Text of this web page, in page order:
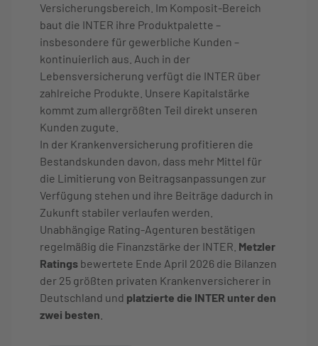
Versicherungsbereich. Im Komposit-Bereich
baut die INTER ihre Produktpalette –
insbesondere für gewerbliche Kunden –
kontinuierlich aus. Auch in der
Lebensversicherung verfügt die INTER über
zahlreiche Produkte. Unsere Kapitalstärke
kommt zum allergrößten Teil direkt unseren
Kunden zugute.
In der Krankenversicherung profitieren die
Bestandskunden davon, dass mehr Mittel für
die Limitierung von Beitragsanpassungen zur
Verfügung stehen und ihre Beiträge dadurch in
Zukunft stabiler verlaufen werden.
Unabhängige Rating-Agenturen bestätigen
regelmäßig die Finanzstärke der INTER. Metzler
Ratings bewertete Ende April 2026 die Bilanzen
der 25 größten privaten Krankenversicherer in
Deutschland und platzierte die INTER unter den
zwei besten